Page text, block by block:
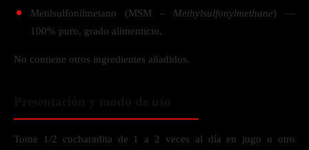
Metilsulfonilmetano (MSM – Methylsulfonylmethane) —
100% puro, grado alimenticio.
No contiene otros ingredientes añadidos.
Tome 1/2 cucharadita de 1 a 2 veces al día en jugo u otro